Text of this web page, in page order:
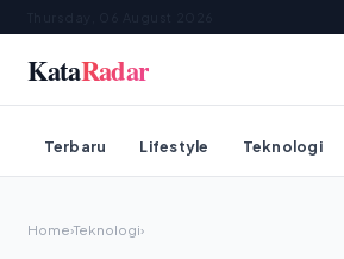
KataRadar
Terbaru Lifestyle Teknologi
Home›Teknologi›